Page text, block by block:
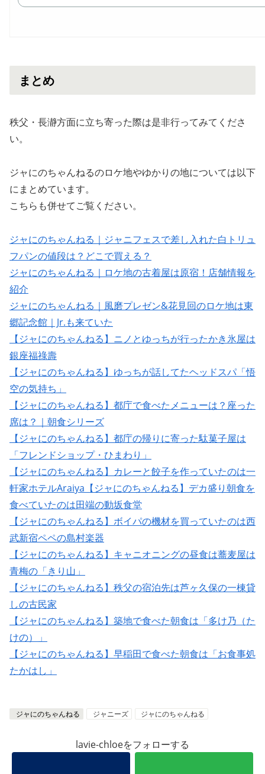
まとめ
秩父・長瀞方面に立ち寄った際は是非行ってみてくださ
い。
ジャにのちゃんねるのロケ地やゆかりの地については以下
にまとめています。
こちらも併せてご覧ください。
ジャにのちゃんねる｜ジャニフェスで差し入れた白トリュ
フパンの値段は？どこで買える？
ジャにのちゃんねる｜ロケ地の古着屋は原宿！店舗情報を
紹介
ジャにのちゃんねる｜風磨プレゼン&花見回のロケ地は東
郷記念館｜Jr.も来ていた
【ジャにのちゃんねる】ニノとゆっちが行ったかき氷屋は
銀座福祿壽
【ジャにのちゃんねる】ゆっちが話してたヘッドスパ「悟
空の気持ち」
【ジャにのちゃんねる】都庁で食べたメニューは？座った
席は？｜朝食シリーズ
【ジャにのちゃんねる】都庁の帰りに寄った駄菓子屋は
「フレンドショップ・ひまわり」
【ジャにのちゃんねる】カレーと餃子を作っていたのは一
軒家ホテルAraiya 【ジャにのちゃんねる】デカ盛り朝食を
食べていたのは田端の動坂食堂
【ジャにのちゃんねる】ボイパの機材を買っていたのは西
武新宿ペペの島村楽器
【ジャにのちゃんねる】キャニオニングの昼食は蕎麦屋は
青梅の「きり山」
【ジャにのちゃんねる】秩父の宿泊先は芦ヶ久保の一棟貸
しの古民家
【ジャにのちゃんねる】築地で食べた朝食は「多け乃（た
けの）」
【ジャにのちゃんねる】早稲田で食べた朝食は「お食事処
たかはし」
ジャにのちゃんねる ジャニーズ ジャにのちゃんねる
lavie-chloeをフォローする